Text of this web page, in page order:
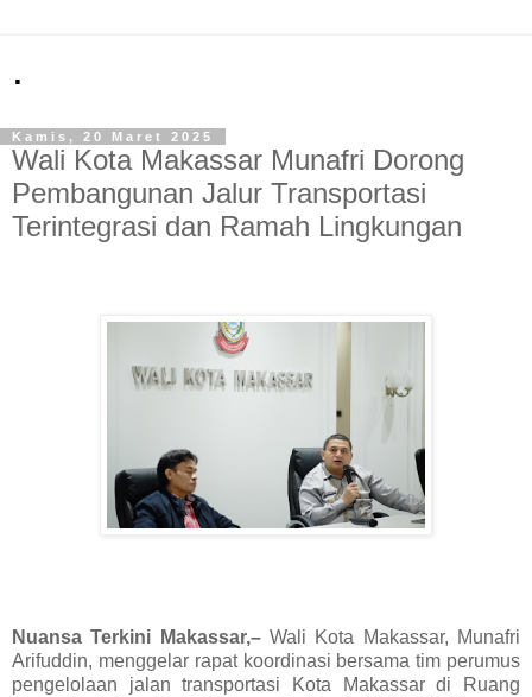
.
Kamis, 20 Maret 2025
Wali Kota Makassar Munafri Dorong
Pembangunan Jalur Transportasi
Terintegrasi dan Ramah Lingkungan
Nuansa Terkini Makassar,– Wali Kota Makassar, Munafri
Arifuddin, menggelar rapat koordinasi bersama tim perumus
pengelolaan jalan transportasi Kota Makassar di Ruang